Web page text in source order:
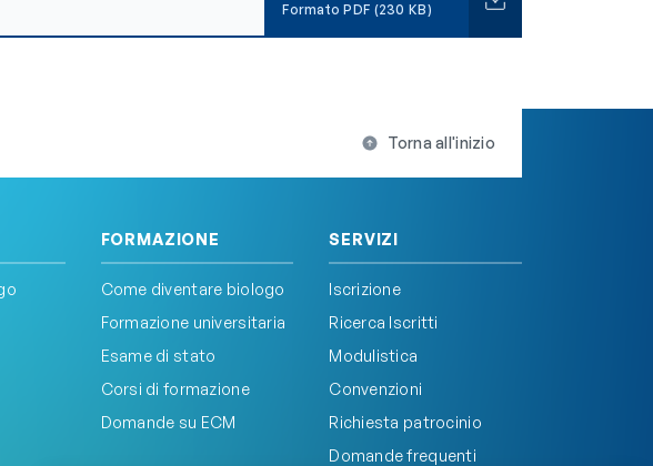
Formato PDF (230 KB)
Torna all'inizio
FORMAZIONE
Come diventare biologo
Formazione universitaria
Esame di stato
Corsi di formazione
Domande su ECM
SERVIZI
Iscrizione
Ricerca Iscritti
Modulistica
Convenzioni
Richiesta patrocinio
Domande frequenti